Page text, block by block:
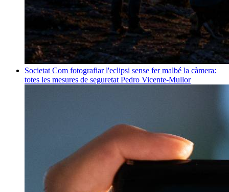
Societat Com fotografiar l'eclipsi sense fer malbé la càmera:
totes les mesures de seguretat Pedro Vicente-Mullor